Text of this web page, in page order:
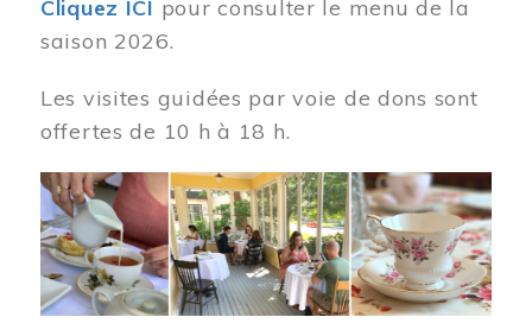
Cliquez ICI pour consulter le menu de la
saison 2026.
Les visites guidées par voie de dons sont
offertes de 10 h à 18 h.
Image